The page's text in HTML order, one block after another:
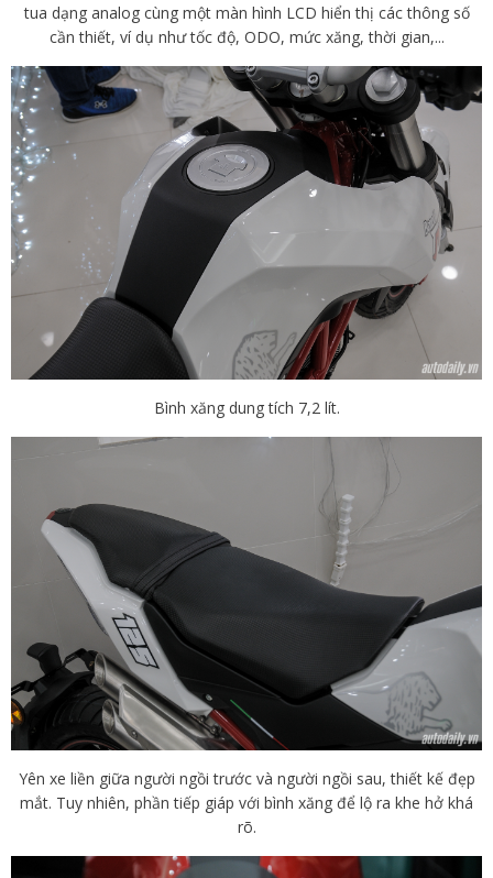
tua dạng analog cùng một màn hình LCD hiển thị các thông số
cần thiết, ví dụ như tốc độ, ODO, mức xăng, thời gian,...
Bình xăng dung tích 7,2 lít.
Yên xe liền giữa người ngồi trước và người ngồi sau, thiết kế đẹp
mắt. Tuy nhiên, phần tiếp giáp với bình xăng để lộ ra khe hở khá
rõ.